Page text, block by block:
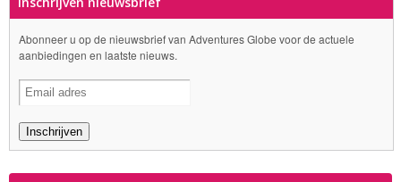
Abonneer u op de nieuwsbrief van Adventures Globe voor de actuele
aanbiedingen en laatste nieuws.